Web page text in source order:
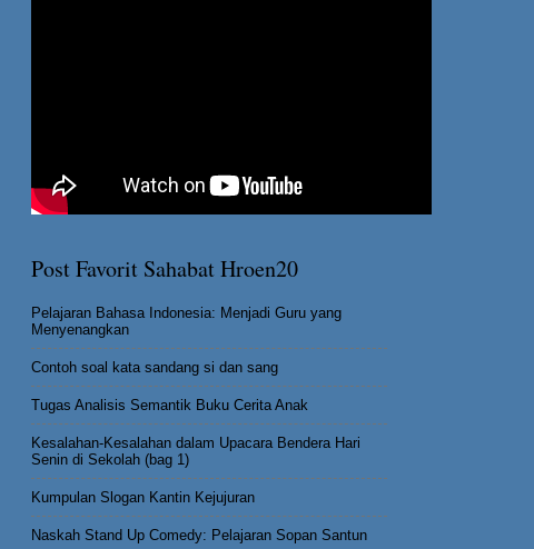
Post Favorit Sahabat Hroen20
Pelajaran Bahasa Indonesia: Menjadi Guru yang
Menyenangkan
Contoh soal kata sandang si dan sang
Tugas Analisis Semantik Buku Cerita Anak
Kesalahan-Kesalahan dalam Upacara Bendera Hari
Senin di Sekolah (bag 1)
Kumpulan Slogan Kantin Kejujuran
Naskah Stand Up Comedy: Pelajaran Sopan Santun